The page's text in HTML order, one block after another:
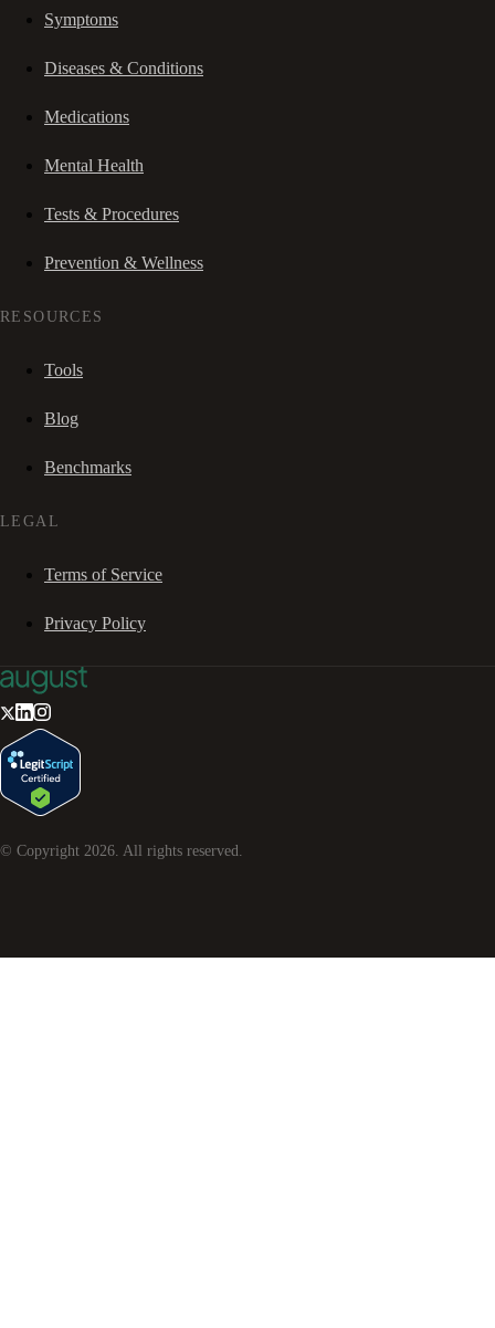
Symptoms
Diseases & Conditions
Medications
Mental Health
Tests & Procedures
Prevention & Wellness
RESOURCES
Tools
Blog
Benchmarks
LEGAL
Terms of Service
Privacy Policy
© Copyright 2026 . All rights reserved.